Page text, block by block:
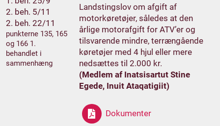
2. beh. 5/11
2. beh. 22/11
punkterne 135, 165
og 166 1.
behandlet i
sammenhæng
Landstingslov om afgift af
motorkøretøjer, således at den
årlige motorafgift for ATV’er og
tilsvarende mindre, terrængående
køretøjer med 4 hjul eller mere
nedsættes til 2.000 kr.
(Medlem af Inatsisartut Stine
Egede, Inuit Ataqatigiit)
Dokumenter